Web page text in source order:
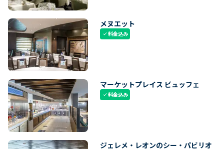
メヌエット
check料金込み
マーケットプレイス ビュッフェ
check料金込み
ジェレメ・レオンのシー・パビリオ